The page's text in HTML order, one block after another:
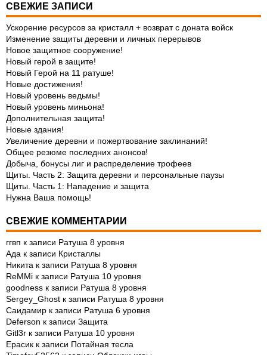
СВЕЖИЕ ЗАПИСИ
Ускорение ресурсов за кристалл + возврат с доната войск
Изменение защиты деревни и личных перерывов
Новое защитное сооружение!
Новый герой в защите!
Новый Герой на 11 ратуше!
Новые достижения!
Новый уровень ведьмы!
Новый уровень миньона!
Дополнительная защита!
Новые здания!
Увеличение деревни и пожертвование заклинаний!
Общее резюме последних анонсов!
Добыча, бонусы лиг и распределение трофеев
Щиты. Часть 2: Защита деревни и персональные паузы
Щиты. Часть 1: Нападение и защита
Нужна Ваша помощь!
СВЕЖИЕ КОММЕНТАРИИ
ггвп к записи Ратуша 8 уровня
Ада к записи Кристаллы
Никита к записи Ратуша 8 уровня
ReMMi к записи Ратуша 10 уровня
goodness к записи Ратуша 8 уровня
Sergey_Ghost к записи Ратуша 8 уровня
Саидамир к записи Ратуша 6 уровня
Deferson к записи Защита
Gitl3r к записи Ратуша 10 уровня
Ерасик к записи Потайная тесла